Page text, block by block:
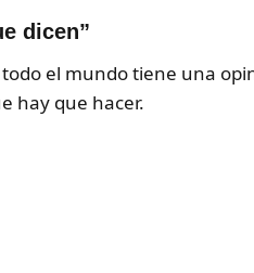
dicen”
el mundo tiene una
hay que hacer.